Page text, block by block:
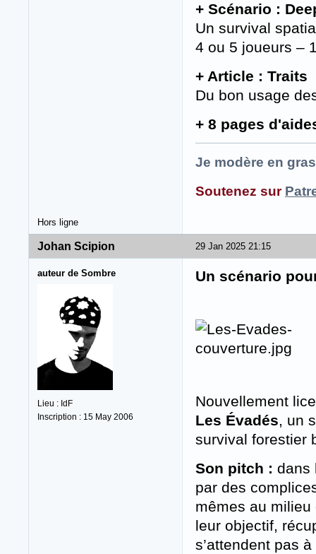
+ Scénario :
Un survival
4 ou 5 joueurs –
+ Article : Traits
Du bon usage
+ 8 pages
Je modère en
Soutenez sur
Hors ligne
29 Jan 2025 21:15
Johan Scipion
auteur de Sombre
Lieu : IdF
Inscription : 15 May 2006
Un scénario
Nouvellement
Les Évadés, un
survival forestier
Son pitch : dans
par des
mêmes au milieu
leur objectif,
s’attendent pas